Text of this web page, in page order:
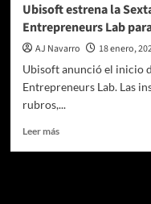
Ubisoft estrena la
Entrepreneurs Lab
AJ Navarro 18 enero,
Ubisoft anunció el inicio
Entrepreneurs Lab. Las
rubros,...
Leer másLeer